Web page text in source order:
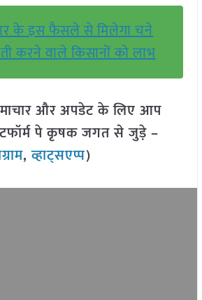
के इस फैसले से मिलेगा चने
करने वाले किसानों को लाभ
और अपडेट के लिए आप
पे कृषक जगत से जुड़े –
,व्हाट्सएप्प)